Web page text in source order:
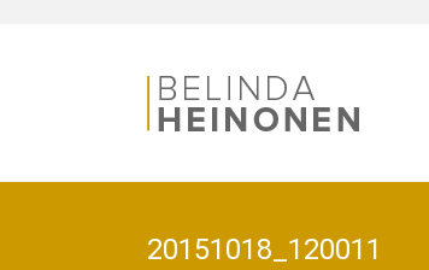
20151018_120011